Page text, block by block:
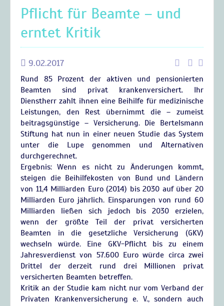
Pflicht für Beamte – und
erntet Kritik
9.02.2017
Rund 85 Prozent der aktiven und pensionierten
Beamten sind privat krankenversichert. Ihr
Dienstherr zahlt ihnen eine Beihilfe für medizinische
Leistungen, den Rest übernimmt die – zumeist
beitragsgünstige – Versicherung. Die Bertelsmann
Stiftung hat nun in einer neuen Studie das System
unter die Lupe genommen und Alternativen
durchgerechnet.
Ergebnis: Wenn es nicht zu Änderungen kommt,
steigen die Beihilfekosten von Bund und Ländern
von 11,4 Milliarden Euro (2014) bis 2030 auf über 20
Milliarden Euro jährlich. Einsparungen von rund 60
Milliarden ließen sich jedoch bis 2030 erzielen,
wenn der größte Teil der privat versicherten
Beamten in die gesetzliche Versicherung (GKV)
wechseln würde. Eine GKV-Pflicht bis zu einem
Jahresverdienst von 57.600 Euro würde circa zwei
Drittel der derzeit rund drei Millionen privat
versicherten Beamten betreffen.
Kritik an der Studie kam nicht nur vom Verband der
Privaten Krankenversicherung e. V., sondern auch